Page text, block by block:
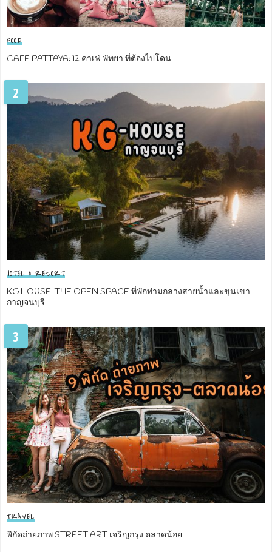
FOOD
CAFE PATTAYA: 12 คาเฟ่ พัทยา ที่ต้องไปโดน
2
HOTEL & RESORT
KG HOUSE| THE OPEN SPACE ที่พักท่ามกลางสายน้ำและขุนเขา
กาญจนบุรี
3
TRAVEL
พิกัดถ่ายภาพ STREET ART เจริญกรุง ตลาดน้อย